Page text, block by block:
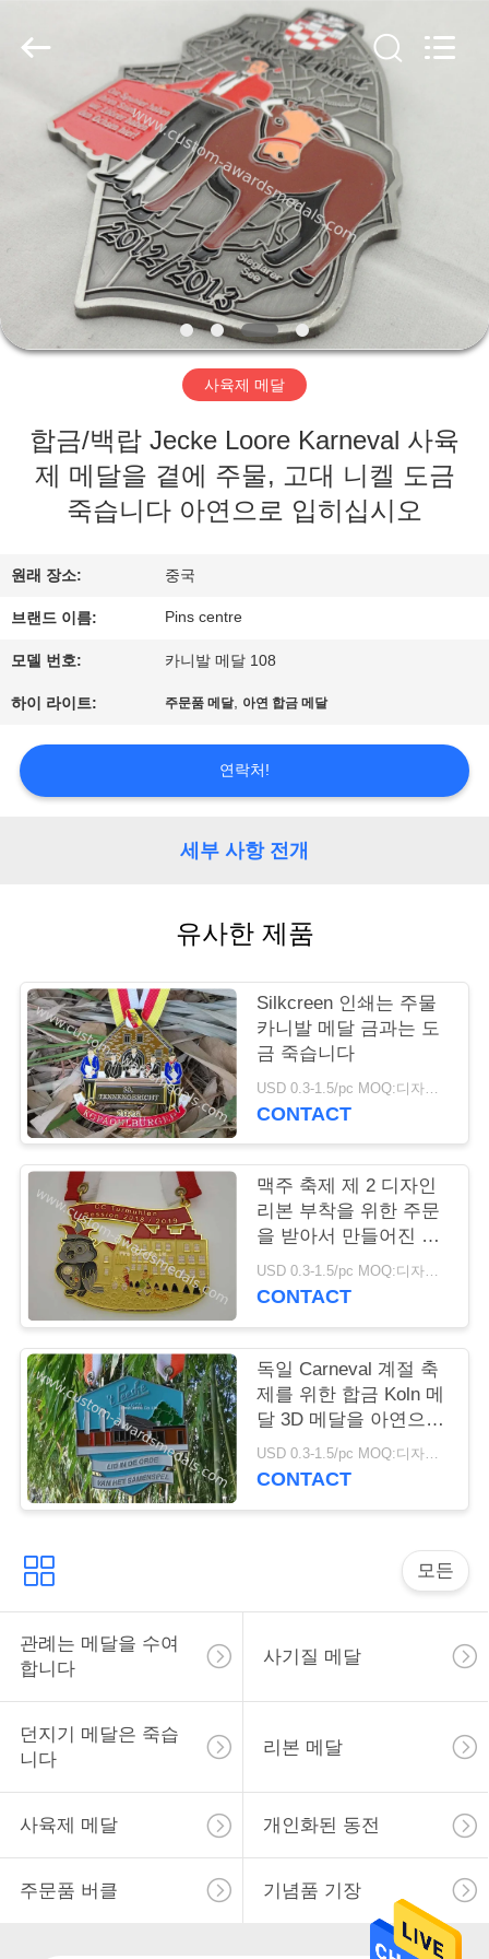
우
리
대
공
장
여
행
연
락
주
세
스
경
우
사
이
트
맵
PRIVACY
POLICY
Rights
Reserved.
사육제 메달
합금/백랍 Jecke Loore Karneval 사육
제 메달을 곁에 주물, 고대 니켈 도금
죽습니다 아연으로 입히십시오
원래 장소: 중국
브랜드 이름: Pins centre
모델 번호: 카니발 메달 108
하이 라이트: 주문품 메달, 아연 합금 메달
연락처!
세부 사항 전개
유사한 제품
Silkcreen 인쇄는 주물
카니발 메달 금과는 도
금 죽습니다
USD 0.3-1.5/pc MOQ:디자인 당 100 PC
CONTACT
맥주 축제 제 2 디자인
리본 부착을 위한 주문
을 받아서 만들어진 카
니발 기장 메달
USD 0.3-1.5/pc MOQ:디자인 당 100 PC
CONTACT
독일 Carneval 계절 축
제를 위한 합금 Koln 메
달 3D 메달을 아연으로
입히십시오
USD 0.3-1.5/pc MOQ:디자인 당 100 PC
CONTACT
모든
관례는 메달을 수여
합니다
사기질 메달
던지기 메달은 죽습
니다
리본 메달
사육제 메달 개인화된 동전
주문품 버클 기념품 기장